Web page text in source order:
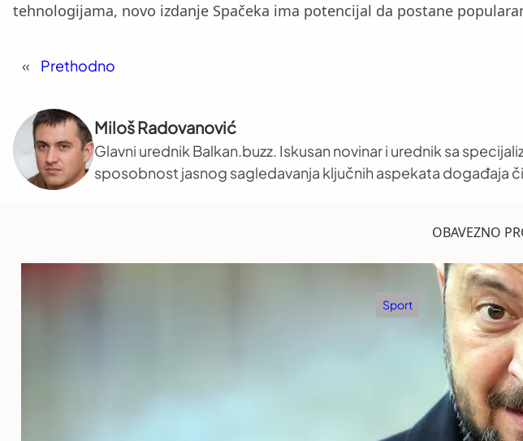
tehnologijama, novo izdanje Spačeka ima potencijal da postane
« Prethodno
Miloš Radovanović
Glavni urednik Balkan.buzz. Iskusan novinar i urednik sa
sposobnost jasnog sagledavanja ključnih aspekata događaja
OBAVEZNO
Sport
Partizan – Tobol:
avgust 6, 2026 .Zoran